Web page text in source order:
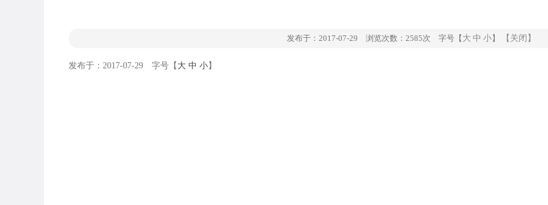
发布于：2017-07-29 浏览次数：2585次 字号【 大 中 小】 【关闭】
发布于：2017-07-29 字号【 大 中 小 】